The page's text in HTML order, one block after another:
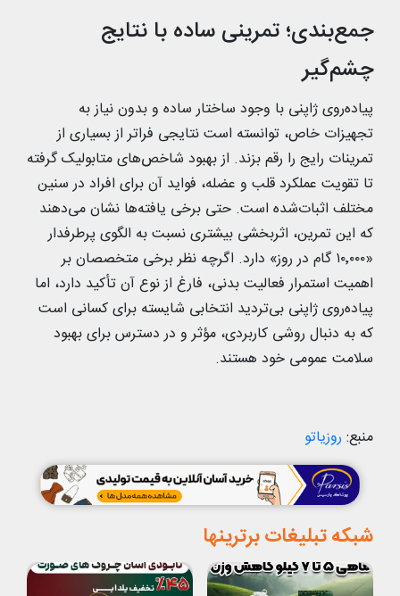
جمع‌بندی؛ تمرینی ساده با نتایج
چشم‌گیر
پیاده‌روی ژاپنی با وجود ساختار ساده و بدون نیاز به
تجهیزات خاص، توانسته است نتایجی فراتر از بسیاری از
تمرینات رایج را رقم بزند. از بهبود شاخص‌های متابولیک گرفته
تا تقویت عملکرد قلب و عضله، فواید آن برای افراد در سنین
مختلف اثبات‌شده است. حتی برخی یافته‌ها نشان می‌دهند
که این تمرین، اثربخشی بیشتری نسبت به الگوی پرطرفدار
«۱۰٬۰۰۰ گام در روز» دارد. اگرچه نظر برخی متخصصان بر
اهمیت استمرار فعالیت بدنی، فارغ از نوع آن تأکید دارد، اما
پیاده‌روی ژاپنی بی‌تردید انتخابی شایسته برای کسانی است
که به دنبال روشی کاربردی، مؤثر و در دسترس برای بهبود
سلامت عمومی خود هستند.
منبع: روزیاتو
شبکه تبلیغات برترینها